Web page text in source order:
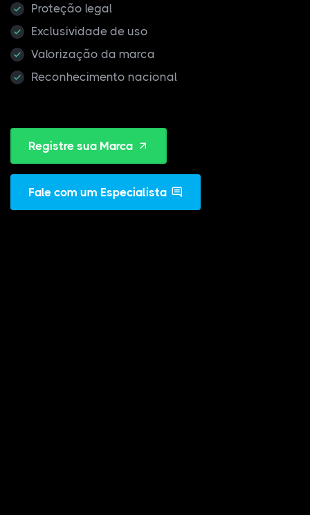
Proteção legal
Exclusividade de uso
Valorização da marca
Reconhecimento nacional
Registre sua Marca
Fale com um Especialista